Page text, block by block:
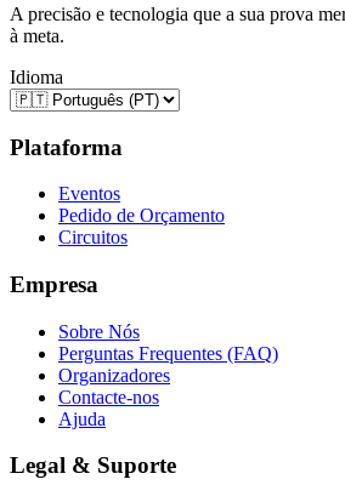
A precisão e tecnologia que a sua prova
à meta.
Idioma
Plataforma
Eventos
Pedido de Orçamento
Circuitos
Empresa
Sobre Nós
Perguntas Frequentes (FAQ)
Organizadores
Contacte-nos
Ajuda
Legal & Suporte